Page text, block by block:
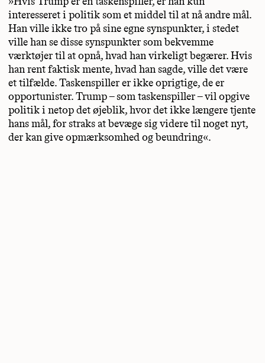
interesseret i politik som et middel til at nå andre mål.
Han ville ikke tro på sine egne synspunkter, i stedet
ville han se disse synspunkter som bekvemme
værktøjer til at opnå, hvad han virkeligt begærer. Hvis
han rent faktisk mente, hvad han sagde, ville det være
et tilfælde. Taskenspiller er ikke oprigtige, de er
opportunister. Trump – som taskenspiller – vil opgive
politik i netop det øjeblik, hvor det ikke længere tjente
hans mål, for straks at bevæge sig videre til noget nyt,
der kan give opmærksomhed og beundring«.